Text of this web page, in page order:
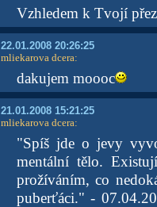
Vzhledem k Tvojí
22.01.2008 20:26:25
mliekarova dcera:
dakujem moooc
21.01.2008 15:21:25
mliekarova dcera:
"Spíš jde o jevy
mentální tělo.
prožíváním, co
puberťáci." -